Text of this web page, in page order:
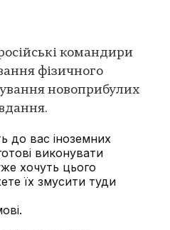
командири
фізичного
новоприбулих
до вас іноземних
виконувати
хочуть цього
їх змусити туди